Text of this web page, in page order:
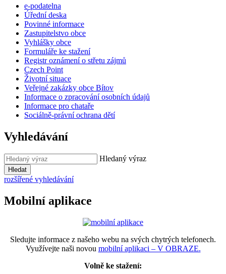
e-podatelna
Úřední deska
Povinné informace
Zastupitelstvo obce
Vyhlášky obce
Formuláře ke stažení
Registr oznámení o střetu zájmů
Czech Point
Životní situace
Veřejné zakázky obce Bítov
Informace o zpracování osobních údajů
Informace pro chataře
Sociálně-právní ochrana dětí
Vyhledávání
Hledaný výraz
Hledat
rozšířené vyhledávání
Mobilní aplikace
Sledujte informace z našeho webu na svých chytrých telefonech.
Využívejte naši novou mobilní aplikaci – V OBRAZE.
Volně ke stažení: